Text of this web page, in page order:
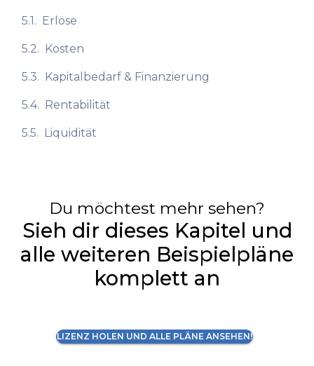
5.1. Erlöse
5.2. Kosten
5.3. Kapitalbedarf & Finanzierung
5.4. Rentabilität
5.5. Liquidität
Du möchtest mehr sehen?
Sieh dir dieses Kapitel und
alle weiteren Beispielpläne
komplett an
LIZENZ HOLEN UND ALLE PLÄNE ANSEHEN!